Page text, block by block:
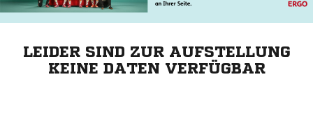
LEIDER SIND ZUR AUFSTELLUNG
KEINE DATEN VERFÜGBAR